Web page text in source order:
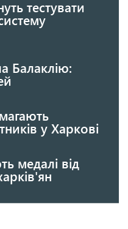
тестувати
Балаклію:
у Харкові
медалі від